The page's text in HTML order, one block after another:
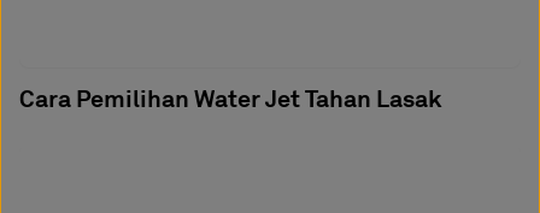
Cara Pemilihan Water Jet Tahan Lasak